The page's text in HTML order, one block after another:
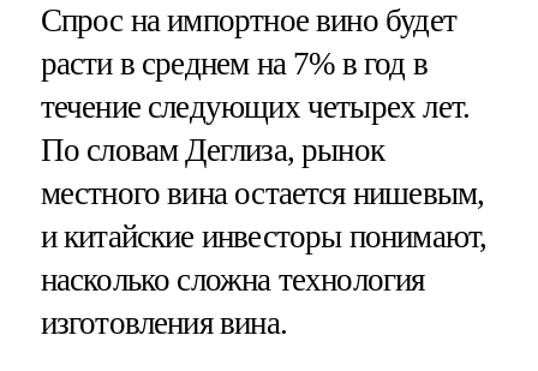
Спрос на импортное вино будет
расти в среднем на 7% в год в
течение следующих четырех лет.
По словам Деглиза, рынок
местного вина остается нишевым,
и китайские инвесторы понимают,
насколько сложна технология
изготовления вина.